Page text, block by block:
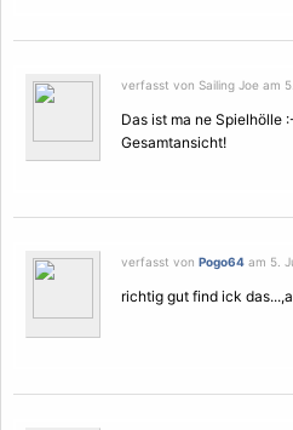
verfasst von Sailing Joe am
Das ist ma ne Spielhölle
Gesamtansicht!
verfasst von Pogo64 am 5.
richtig gut find ick